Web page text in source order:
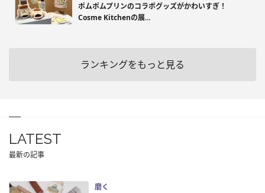
ポムポムプリンのコラボグッズがかわいすぎ！
Cosme Kitchenの展...
ランキングをもっと見る
LATEST
最新の記事
磨く